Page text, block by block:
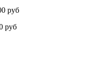
руб
руб